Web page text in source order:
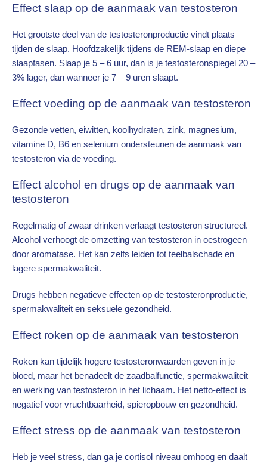
Effect slaap op de aanmaak van testosteron
Het grootste deel van de testosteronproductie vindt plaats
tijden de slaap. Hoofdzakelijk tijdens de REM-slaap en diepe
slaapfasen. Slaap je 5 – 6 uur, dan is je testosteronspiegel 20 –
3% lager, dan wanneer je 7 – 9 uren slaapt.
Effect voeding op de aanmaak van testosteron
Gezonde vetten, eiwitten, koolhydraten, zink, magnesium,
vitamine D, B6 en selenium ondersteunen de aanmaak van
testosteron via de voeding.
Effect alcohol en drugs op de aanmaak van
testosteron
Regelmatig of zwaar drinken verlaagt testosteron structureel.
Alcohol verhoogt de omzetting van testosteron in oestrogeen
door aromatase. Het kan zelfs leiden tot teelbalschade en
lagere spermakwaliteit.
Drugs hebben negatieve effecten op de testosteronproductie,
spermakwaliteit en seksuele gezondheid.
Effect roken op de aanmaak van testosteron
Roken kan tijdelijk hogere testosteronwaarden geven in je
bloed, maar het benadeelt de zaadbalfunctie, spermakwaliteit
en werking van testosteron in het lichaam. Het netto-effect is
negatief voor vruchtbaarheid, spieropbouw en gezondheid.
Effect stress op de aanmaak van testosteron
Heb je veel stress, dan ga je cortisol niveau omhoog en daalt